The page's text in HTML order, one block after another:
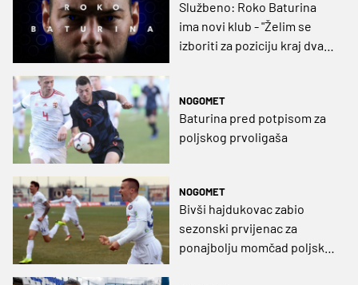
Službeno: Roko Baturina
ima novi klub - "Želim se
izboriti za poziciju kraj dva
NOGOMET
Baturina pred potpisom za
poljskog prvoligaša
NOGOMET
Bivši hajdukovac zabio
sezonski prvijenac za
ponajbolju momčad poljske